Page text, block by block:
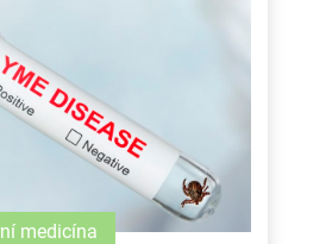
medicína